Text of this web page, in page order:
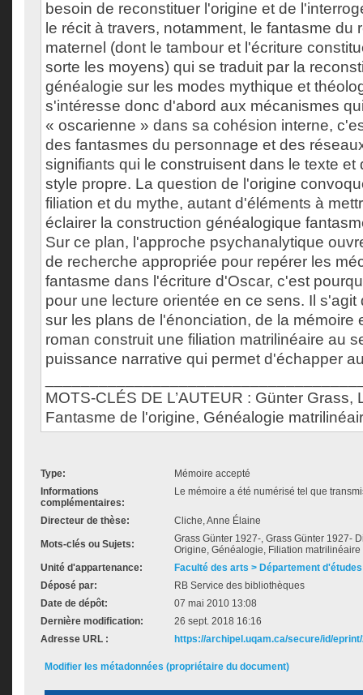
besoin de reconstituer l'origine et de
le récit à travers, notamment, le fantasme du
maternel (dont le tambour et l'écriture
sorte les moyens) qui se traduit par la
généalogie sur les modes mythique et
s'intéresse donc d'abord aux mécanismes
« oscarienne » dans sa cohésion interne,
des fantasmes du personnage et des
signifiants qui le construisent dans le texte et
style propre. La question de l'origine
filiation et du mythe, autant d'éléments à
éclairer la construction généalogique
Sur ce plan, l'approche psychanalytique
de recherche appropriée pour repérer les
fantasme dans l'écriture d'Oscar, c'est
pour une lecture orientée en ce sens. Il s'agit
sur les plans de l'énonciation, de la mémoire
roman construit une filiation matrilinéaire au
puissance narrative qui permet d'échapper
MOTS-CLÉS DE L’AUTEUR : Günter Grass,
Fantasme de l'origine, Généalogie
Type:
Mémoire accepté
Informations
complémentaires:
Le mémoire a été numérisé tel que
Directeur de thèse: Cliche, Anne Élaine
Mots-clés ou Sujets:
Grass Günter 1927-, Grass Günter 1927-
Origine, Généalogie, Filiation matrilinéaire
Unité d'appartenance:
Faculté des arts > Département
Déposé par:
RB Service des bibliothèques
Date de dépôt:
07 mai 2010 13:08
Dernière modification:
26 sept. 2018 16:16
Adresse URL :
https://archipel.uqam.ca/secure/id/
Modifier les métadonnées (propriétaire du document)